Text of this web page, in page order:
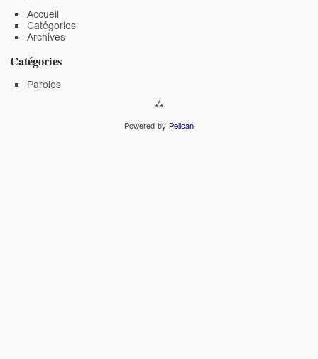
Accueil
Catégories
Archives
Catégories
Paroles
Powered by Pelican